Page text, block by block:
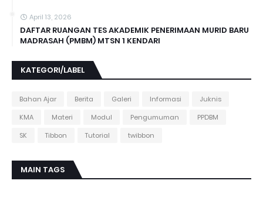
April 13, 2026
DAFTAR RUANGAN TES AKADEMIK PENERIMAAN MURID BARU
MADRASAH (PMBM) MTSN 1 KENDARI
KATEGORI/LABEL
Bahan Ajar Berita Galeri Informasi
Juknis
KMA
Materi Modul Pengumuman
PPDBM
SK
Tibbon Tutorial twibbon
MAIN TAGS